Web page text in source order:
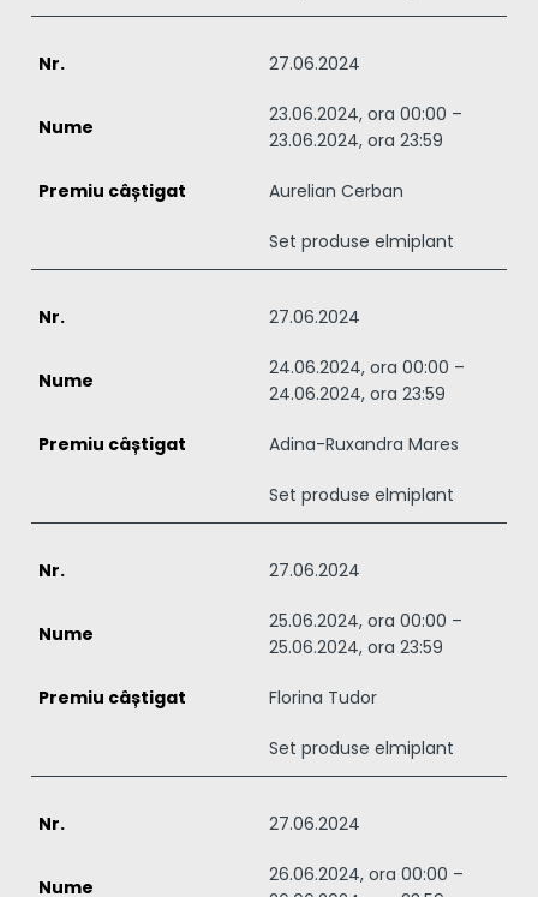
27.06.2024
23.06.2024, ora 00:00 –
23.06.2024, ora 23:59
Aurelian Cerban
Set produse elmiplant
27.06.2024
24.06.2024, ora 00:00 –
24.06.2024, ora 23:59
Adina-Ruxandra Mares
Set produse elmiplant
27.06.2024
25.06.2024, ora 00:00 –
25.06.2024, ora 23:59
Florina Tudor
Set produse elmiplant
27.06.2024
26.06.2024, ora 00:00 –